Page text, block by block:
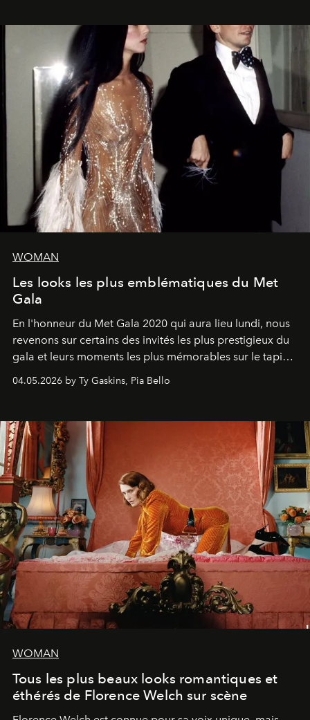
WOMAN
Les looks les plus emblématiques du Met
Gala
En l'honneur du Met Gala 2020 qui aura lieu lundi, nous
revenons sur certains des invités les plus prestigieux du
gala et leurs moments les plus mémorables sur le tapis
04.05.2026 by Ty Gaskins, Pia Bello
WOMAN
Tous les plus beaux looks romantiques et
éthérés de Florence Welch sur scène